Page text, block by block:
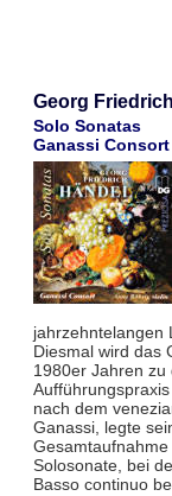
Georg
Solo Sonatas
Ganassi
jahrzehntelangen
Diesmal wird das
1980er Jahren zu
nach dem
Ganassi, legte
Solosonate, bei
Basso continuo